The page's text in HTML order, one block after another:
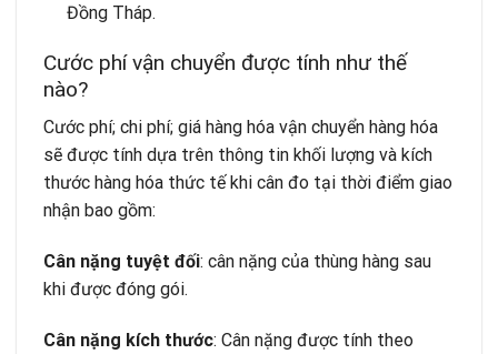
Đồng Tháp.
Cước phí vận chuyển được tính như thế
nào?
Cước phí; chi phí; giá hàng hóa vận chuyển hàng hóa
sẽ được tính dựa trên thông tin khối lượng và kích
thước hàng hóa thức tế khi cân đo tại thời điểm giao
nhận bao gồm:
Cân nặng tuyệt đối: cân nặng của thùng hàng sau
khi được đóng gói.
Cân nặng kích thước: Cân nặng được tính theo